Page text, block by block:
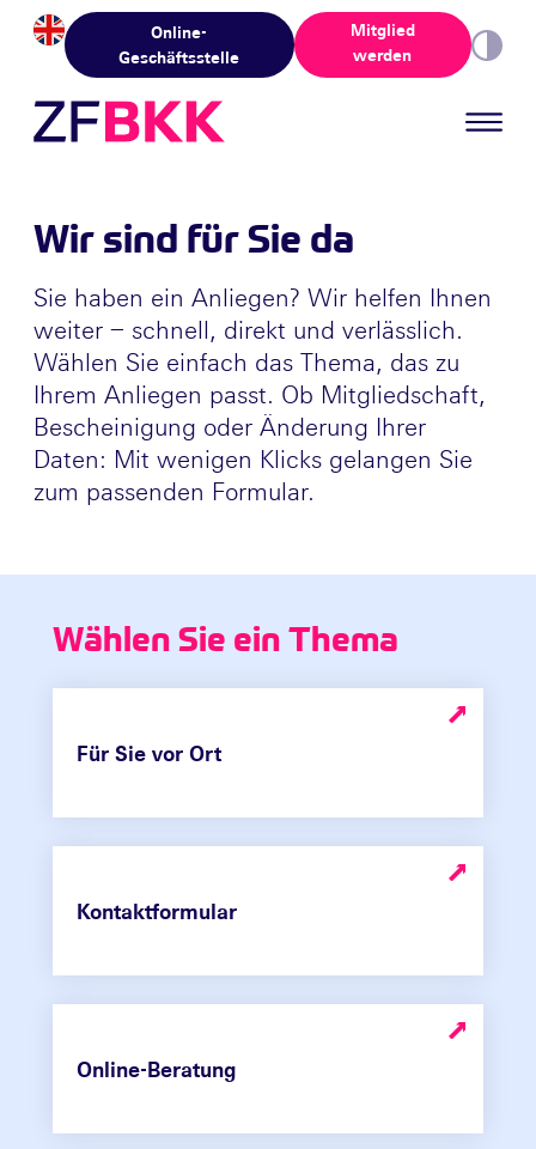
Skip to the contentOnline-
Geschäftsstelle
Mitglied
werden
Wir sind für Sie da
Sie haben ein Anliegen? Wir helfen Ihnen
weiter – schnell, direkt und verlässlich.
Wählen Sie einfach das Thema, das zu
Ihrem Anliegen passt. Ob Mitgliedschaft,
Bescheinigung oder Änderung Ihrer
Daten: Mit wenigen Klicks gelangen Sie
zum passenden Formular.
Wählen Sie ein Thema
Für Sie vor Ort
Kontaktformular
Online-Beratung